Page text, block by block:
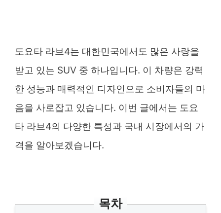
도요타 라브4는 대한민국에서도 많은 사랑을
받고 있는 SUV 중 하나입니다. 이 차량은 강력
한 성능과 매력적인 디자인으로 소비자들의 마
음을 사로잡고 있습니다. 이번 글에서는 도요
타 라브4의 다양한 특성과 국내 시장에서의 가
격을 알아보겠습니다.
목차